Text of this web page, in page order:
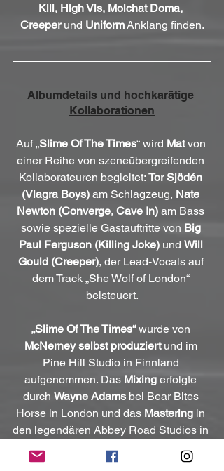
Kill, High Vis, Molchat Doma,
Creeper und Uniform Anklang finden.
Albumdetails und hochkarätige
Kollaborationen
Auf „Slime Of The Times“ wird Mat von
einer Reihe von szeneübergreifenden
Kollaborateuren begleitet: Tor Sjödén
(Viagra Boys) am Schlagzeug, Nate
Newton (Converge, Cave In) am Bass
sowie spezielle Gastauftritte von Big
Paul Ferguson (Killing Joke) und Will
Gould (Creeper), der Lead-Vocals auf
dem Track „She Wolf of London“
beisteuert.
„Slime Of The Times“ wurde von
McNerney selbst produziert und im
Pine Hill Studio in Finnland
aufgenommen. Das Mixing erfolgte
durch Wayne Adams bei Bear Bites
Horse in London und das Mastering in
den legendären Abbey Road Studios in
Das Album schmückt ein markantes